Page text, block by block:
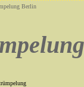
Berlin